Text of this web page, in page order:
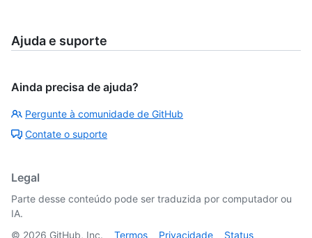
Ajuda e suporte
Ainda precisa de ajuda?
Pergunte à comunidade de GitHub
Contate o suporte
Legal
Parte desse conteúdo pode ser traduzida por computador ou
IA.
© 2026 GitHub, Inc. Termos Privacidade Status